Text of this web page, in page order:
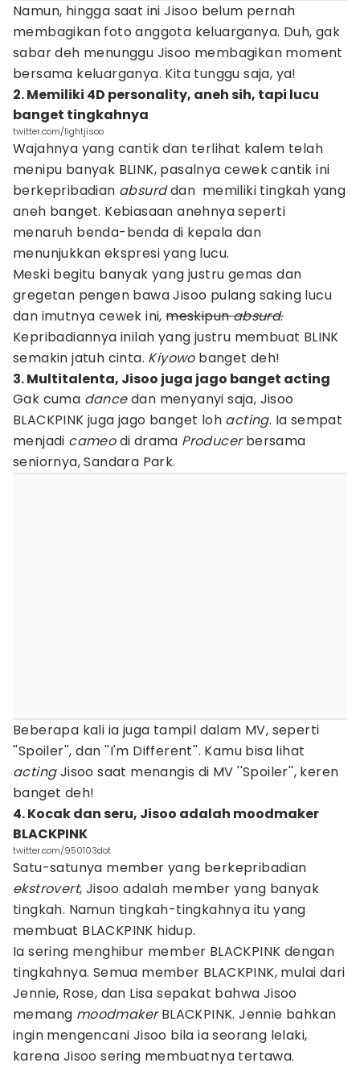
Namun, hingga saat ini Jisoo belum pernah
membagikan foto anggota keluarganya. Duh, gak
sabar deh menunggu Jisoo membagikan moment
bersama keluarganya. Kita tunggu saja, ya!
2. Memiliki 4D personality, aneh sih, tapi lucu
banget tingkahnya
twitter.com/lightjisoo
Wajahnya yang cantik dan terlihat kalem telah
menipu banyak BLINK, pasalnya cewek cantik ini
berkepribadian absurddan memiliki tingkah yang
aneh banget. Kebiasaan anehnya seperti
menaruh benda-benda di kepala dan
menunjukkan ekspresi yang lucu.
Meski begitu banyak yang justru gemas dan
gregetan pengen bawa Jisoo pulang saking lucu
dan imutnya cewek ini,meskipunabsurd.
Kepribadiannya inilah yang justru membuat BLINK
semakin jatuh cinta. Kiyowobanget deh!
3. Multitalenta, Jisoo juga jago banget acting
Gak cuma dancedan menyanyi saja, Jisoo
BLACKPINK juga jago banget loh acting. Ia sempat
menjadi cameodi drama Producerbersama
seniornya, Sandara Park.
Beberapa kali ia juga tampil dalam MV, seperti
''Spoiler'', dan ''I'm Different''. Kamu bisa lihat
actingJisoo saat menangis di MV ''Spoiler'', keren
banget deh!
4. Kocak dan seru, Jisoo adalah moodmaker
BLACKPINK
twitter.com/950103dot
Satu-satunya member yang berkepribadian
ekstrovert, Jisoo adalah member yang banyak
tingkah. Namun tingkah-tingkahnya itu yang
membuat BLACKPINK hidup.
Ia sering menghibur member BLACKPINK dengan
tingkahnya. Semua member BLACKPINK, mulai dari
Jennie, Rose, dan Lisa sepakat bahwa Jisoo
memang moodmakerBLACKPINK. Jennie bahkan
ingin mengencani Jisoo bila ia seorang lelaki,
karena Jisoo sering membuatnya tertawa.